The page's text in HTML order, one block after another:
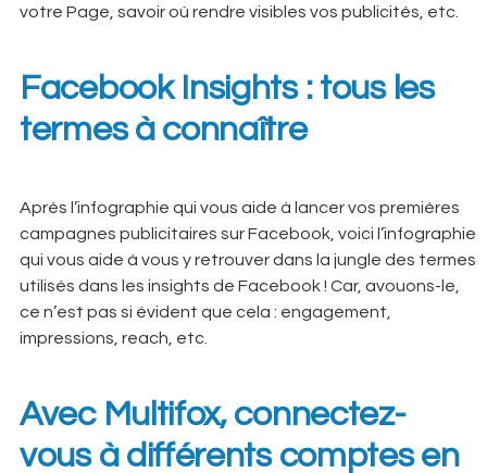
votre Page, savoir où rendre visibles vos publicités, etc.
Facebook Insights : tous les
termes à connaître
Après l’infographie qui vous aide à lancer vos premières
campagnes publicitaires sur Facebook, voici l’infographie
qui vous aide à vous y retrouver dans la jungle des termes
utilisés dans les insights de Facebook ! Car, avouons-le,
ce n’est pas si évident que cela : engagement,
impressions, reach, etc.
Avec Multifox, connectez-
vous à différents comptes en